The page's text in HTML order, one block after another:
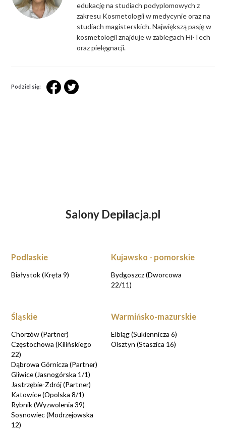
edukację na studiach podyplomowych z
zakresu Kosmetologii w medycynie oraz na
studiach magisterskich. Największą pasję w
kosmetologii znajduje w zabiegach Hi-Tech
oraz pielęgnacji.
Podziel się:
ZASTANAWIASZ SIĘ NAD DEPILACJĄ
UMAWIAM KONSULTACJE
Salony Depilacja.pl
Podlaskie
Białystok (Kręta 9)
Kujawsko - pomorskie
Bydgoszcz (Dworcowa
22/11)
Śląskie
Chorzów (Partner)
Częstochowa (Kilińskiego
22)
Dąbrowa Górnicza (Partner)
Gliwice (Jasnogórska 1/1)
Jastrzębie-Zdrój (Partner)
Katowice (Opolska 8/1)
Rybnik (Wyzwolenia 39)
Sosnowiec (Modrzejowska
12)
Warmińsko-mazurskie
Elbląg (Sukiennicza 6)
Olsztyn (Staszica 16)